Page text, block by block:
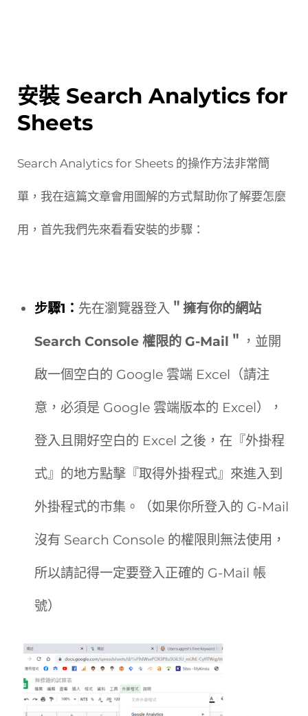
安裝 Search Analytics for
Sheets
Search Analytics for Sheets 的操作方法非常簡
單，我在這篇文章會用圖解的方式幫助你了解要怎麼
用，首先我們先來看看安裝的步驟：
步驟1： 先在瀏覽器登入 ＂擁有你的網站
Search Console 權限的 G-Mail＂ ，並開
啟一個空白的 Google 雲端 Excel（請注
意，必須是 Google 雲端版本的 Excel），
登入且開好空白的 Excel 之後，在『外掛程
式』的地方點擊『取得外掛程式』來進入到
外掛程式的市集。（如果你所登入的 G-Mail
沒有 Search Console 的權限則無法使用，
所以請記得一定要登入正確的 G-Mail 帳
號）